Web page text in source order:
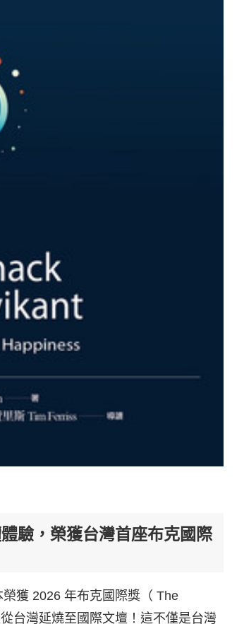
驗，榮獲台灣首座布克國際
獲 2026 年布克國際獎（ The
台灣延燒至國際文壇！這不僅是台灣